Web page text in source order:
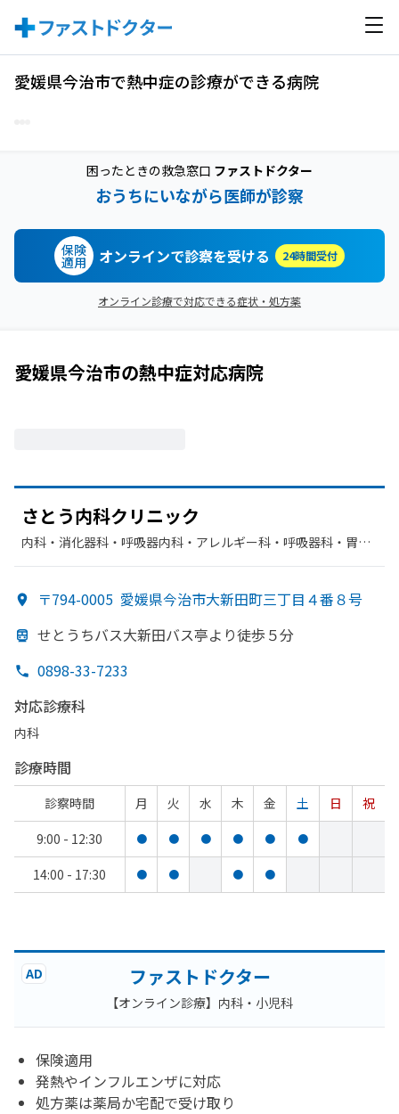
愛媛県今治市で熱中症の診療ができる病院
困ったときの救急窓口 ファストドクター
おうちにいながら医師が診察
保険
適用 オンラインで診察を受ける 24時間受付
オンライン診療で対応できる症状・処方薬
愛媛県今治市の熱中症対応病院
さとう内科クリニック
内科・​消化器科・​呼吸器内科・​アレルギー科・​呼吸器科・​胃腸
〒794-0005 愛媛県今治市大新田町三丁目４番８号
せとうちバス大新田バス亭より徒歩５分
0898-33-7233
対応診療科
内科
診療時間
診察時間 月 火 水 木 金 土 日
祝
9:00 - 12:30
● ● ● ● ● ●
14:00 - 17:30 ● ● ● ●
AD ファストドクター
【オンライン診療】内科・小児科
保険適用
発熱やインフルエンザに対応
処方薬は薬局か宅配で受け取り